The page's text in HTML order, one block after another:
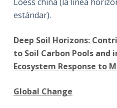
estándar).
Deep Soil Horizons:
to Soil Carbon Pools and
Ecosystem Response to
Global Change